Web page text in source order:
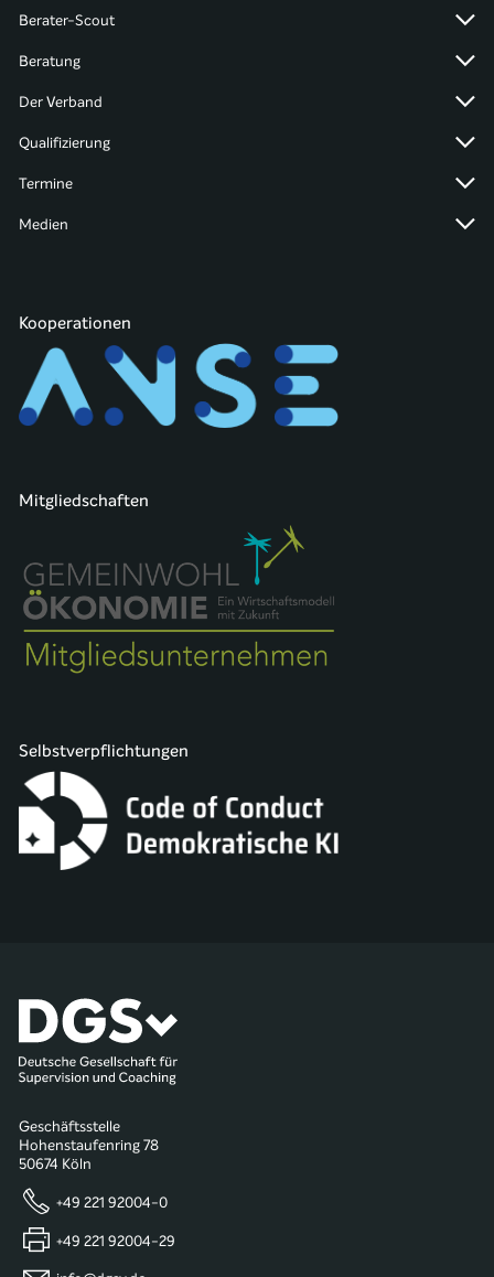
Berater-Scout
Beratung
Der Verband
Qualifizierung
Termine
Medien
Kooperationen
Mitgliedschaften
Selbstverpflichtungen
Geschäftsstelle
Hohenstaufenring 78
50674 Köln
+49 221 92004-0
+49 221 92004-29